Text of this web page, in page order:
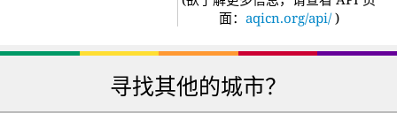
面： aqicn.org/api/ )
寻找其他的城市？